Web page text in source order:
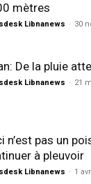
mètres
Libnanews - 30
De la pluie
Libnanews - 21
n’est pas un
à pleuvoir
Libnanews - 1